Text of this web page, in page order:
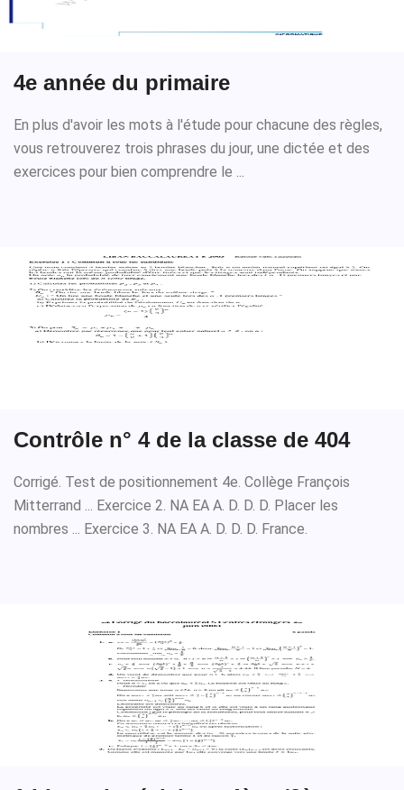
4e année du primaire
En plus d'avoir les mots à l'étude pour chacune des règles,
vous retrouverez trois phrases du jour, une dictée et des
exercices pour bien comprendre le ...
Contrôle n° 4 de la classe de 404
Corrigé. Test de positionnement 4e. Collège François
Mitterrand ... Exercice 2. NA EA A. D. D. D. Placer les
nombres ... Exercice 3. NA EA A. D. D. D. France.